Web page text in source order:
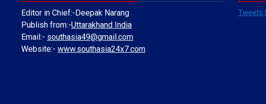
Editor in Chief:-Deepak Narang
Publish from:-Uttarakhand India
Email:- southasia49@gmail.com
Website:- www.southasia24x7.com
Tweets